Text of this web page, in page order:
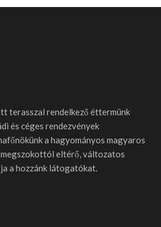
terasszal rendelkező éttermünk
és céges rendezvények
a hagyományos magyaros
eltérő, változatos
a hozzánk látogatókat.